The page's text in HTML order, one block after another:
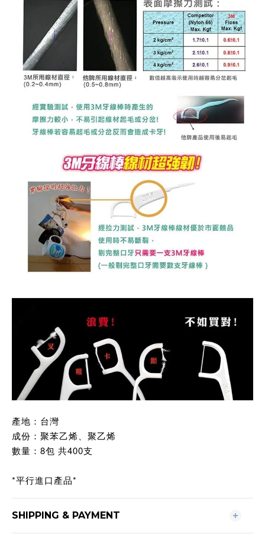
產地：台灣
成份：聚苯乙烯、聚乙烯
數量：8包 共400支
*平行進口產品*
SHIPPING & PAYMENT